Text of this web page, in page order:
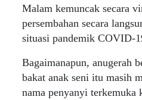
Malam kemuncak secara
persembahan secara
situasi pandemik COVID-
Bagaimanapun, anugerah
bakat anak seni itu masih
nama penyanyi terkemuka